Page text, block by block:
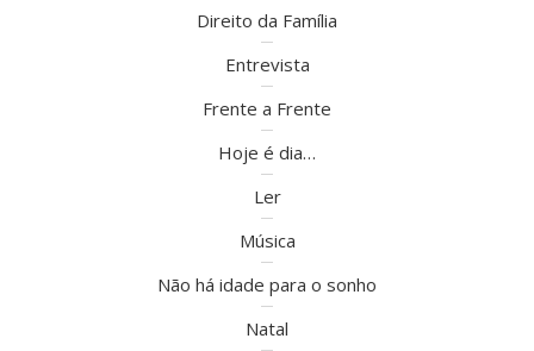
Direito da Família
Entrevista
Frente a Frente
Hoje é dia…
Ler
Música
Não há idade para o sonho
Natal